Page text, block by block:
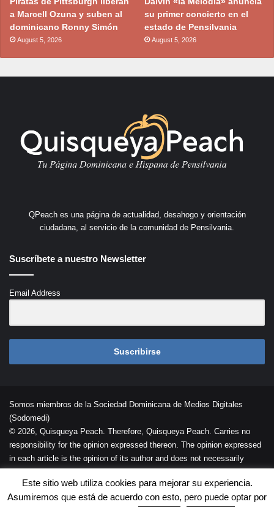
a Marcell Ozuna y suben al
dominicano Ronny Simón
August 5, 2026
su primer concierto en el
estado de Pensilvania
August 5, 2026
QPeach es una página de actualidad, desahogo y orientación
ciudadana, al servicio de la comunidad de Pensilvania.
Suscríbete a nuestro Newsletter
Email Address
Suscribirse
Somos miembros de la Sociedad Dominicana de Medios Digitales
(Sodomedi)
© 2026, Quisqueya Peach. Therefore, Quisqueya Peach. Carries no
responsibility for the opinion expressed thereon. The opinion expressed
in each article is the opinion of its author and does not necessarily
Desarrollada porPalaeli Studio
Este sitio web utiliza cookies para mejorar su experiencia.
Asumiremos que está de acuerdo con esto, pero puede optar por